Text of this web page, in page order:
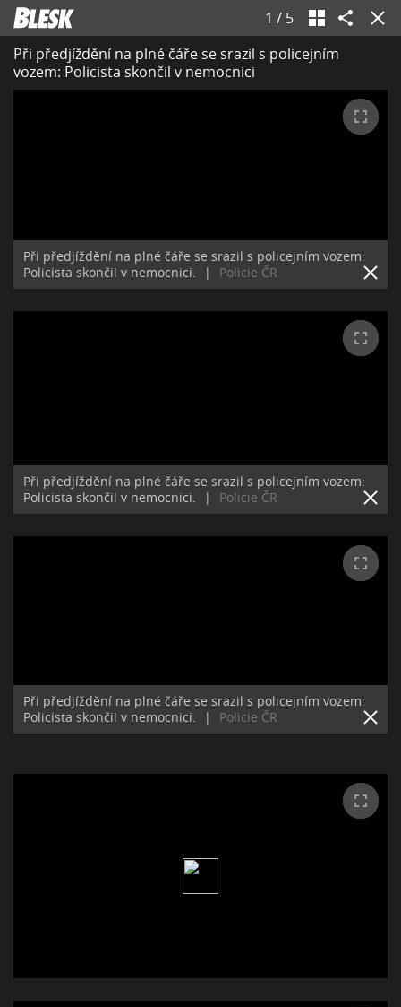
1 / 5
Při předjíždění na plné čáře se srazil s policejním
vozem: Policista skončil v nemocnici
Při předjíždění na plné čáře se srazil s policejním vozem:
Policista skončil v nemocnici.
| Policie ČR
Při předjíždění na plné čáře se srazil s policejním vozem:
Policista skončil v nemocnici.
| Policie ČR
Při předjíždění na plné čáře se srazil s policejním vozem:
Policista skončil v nemocnici.
| Policie ČR